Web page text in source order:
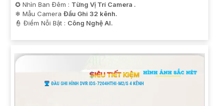
✪ Nhìn Ban Đêm : Từng Vị Trí Camera .
❄ Mẫu Camera Đầu Ghi 32 kênh.
️👮 Điểm Nỗi Bật : Công Nghệ AI.